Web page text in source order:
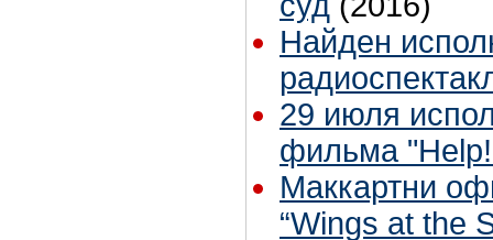
Найден
29 июля
фильма
Маккартни
“Wings at the